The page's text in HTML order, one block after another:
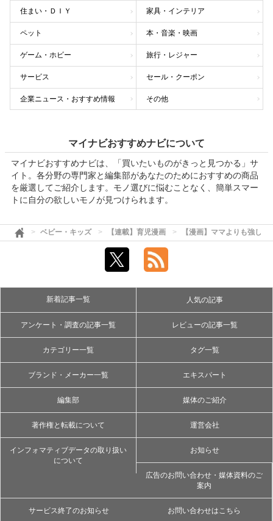
住まい・ＤＩＹ 家具・インテリア
ペット 本・音楽・映画
ゲーム・ホビー 旅行・レジャー
サービス セール・クーポン
企業ニュース・おすすめ情報 その他
マイナビおすすめナビについて
マイナビおすすめナビは、「買いたいものがきっと見つかる」サ
イト。各分野の専門家と編集部があなたのためにおすすめの商品
を厳選してご紹介します。モノ選びに悩むことなく、簡単スマー
トに自分の欲しいモノが見つけられます。
ベビー・キッズ 【連載】育児漫画 【漫画】ママよりも強し
新着記事一覧 人気の記事
アンケート・調査の記事一覧 レビューの記事一覧
カテゴリー一覧 タグ一覧
ブランド・メーカー一覧 エキスパート
編集部 媒体のご紹介
著作権と転載について 運営会社
インフォマティブデータの取り扱い
について
お知らせ
広告のお問い合わせ・媒体資料のご
案内
サービス終了のお知らせ お問い合わせはこちら